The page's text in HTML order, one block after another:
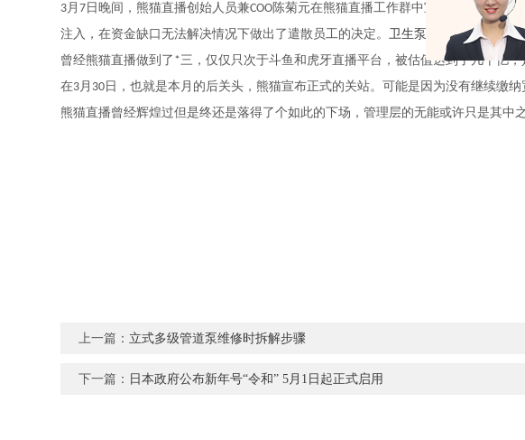
3月7日晚间，熊猫直播创始人员兼COO陈菊元在熊猫直播工作群中宣布，公司无奈
注入，在资金缺口无法解决情况下做出了遣散员工的决定。卫生泵
曾经熊猫直播做到了*三，仅仅只次于斗鱼和虎牙直播平台，被估值达到了几十亿
在3月30日，也就是本月的后关头，熊猫宣布正式的关站。可能是因为没有继续缴
熊猫直播曾经辉煌过但是终还是落得了个如此的下场，管理层的无能或许只是其中
上一篇： 立式多级管道泵维修时拆解步骤
下一篇： 日本政府公布新年号“令和” 5月1日起正式启用